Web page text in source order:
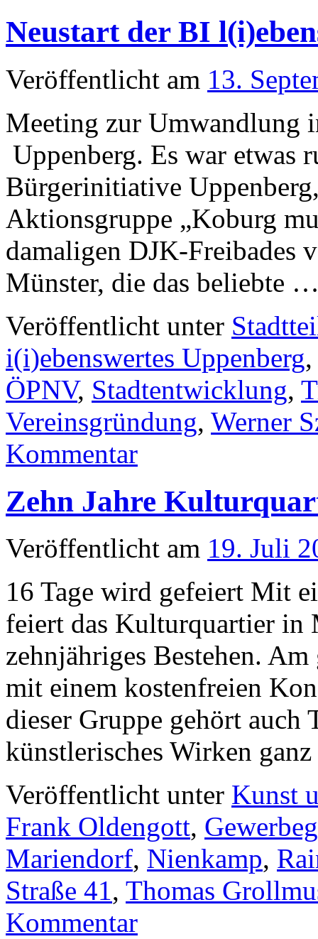
Neustart der BI
Veröffentlicht am 13.
Meeting zur Umwandlung
Uppenberg. Es war etwas
Bürgerinitiative
Aktionsgruppe „Koburg
damaligen DJK-Freibades
Münster, die das beliebte
Veröffentlicht unter
i(i)ebenswertes Uppenberg
ÖPNV, Stadtentwicklung,
Vereinsgründung, Werner
Kommentar
Zehn Jahre
Veröffentlicht am 19. Juli
16 Tage wird gefeiert Mit
feiert das Kulturquartier in
zehnjähriges Bestehen.
mit einem kostenfreien
dieser Gruppe gehört auch
künstlerisches Wirken
Veröffentlicht unter Kunst
Frank Oldengott,
Mariendorf, Nienkamp,
Straße 41, Thomas
Kommentar